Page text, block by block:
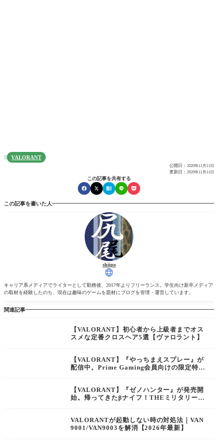
 VALORANT
公開日： 2020年11月11日
更新日： 2020年11月11日
この記事を共有する
この記事を書いた人
shiipo
キャリア系メディアでライターとして勤務後、2017年よりフリーランス。学生向け新卒メディア
の取材を経験したのち、現在は趣味のゲームを題材にブログを管理・運営しています。
関連記事
【VALORANT】初心者から上級者までオス
スメな定番クロスヘア5選【ヴァロラント】
【VALORANT】『やっちまえスプレー』が
配信中。Prime Gaming会員向けの限定特典
【VALORANT】『ゼノハンター』が発売開
始。帰ってきたβナイフ！THEミリタリーな
VALORANTが起動しない時の対処法｜VAN
9001/VAN9003を解消【2026年最新】